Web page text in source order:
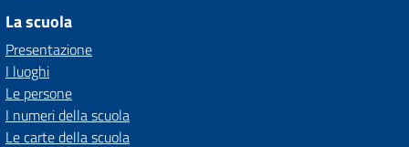
La scuola
Presentazione
I luoghi
Le persone
I numeri della scuola
Le carte della scuola